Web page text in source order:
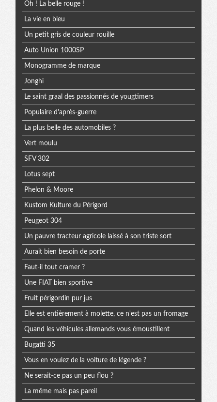
Oh ! La belle rouge !
La vie en bleu
Un petit gris de couleur rouille
Auto Union 1000SP
Monogramme de marque
Jonghi
Le saint graal des passionnés de yougtimers
Populaire d'après-guerre
La plus belle des automobiles ?
Vert moulu
SFV 302
Lotus sept
Phelon & Moore
Kustom Kulture du Périgord
Peugeot 304
Un pauvre tracteur agricole laissé à son triste sort
Aurait bien besoin de porte
Faut-il tout cramer ?
Une FIAT bien sportive
Fruit périgordin pur jus
Elle est entièrement à molette, ce n'est pas un fromage
Quand les véhicules allemands vous émoustillent
Bugatti 35
Vous en voulez de la voiture de légende ?
Ne serait-ce pas un peu flou ?
La même mais pas pareil